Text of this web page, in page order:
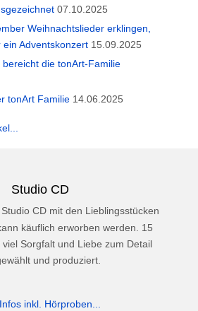
07.10.2025
Weihnachtslieder erklingen,
Adventskonzert 15.09.2025
bereicht die tonArt-Familie
tonArt Familie 14.06.2025
Studio CD
CD mit den Lieblingsstücken
käuflich erworben werden. 15
Sorgfalt und Liebe zum Detail
und produziert.
inkl. Hörproben...